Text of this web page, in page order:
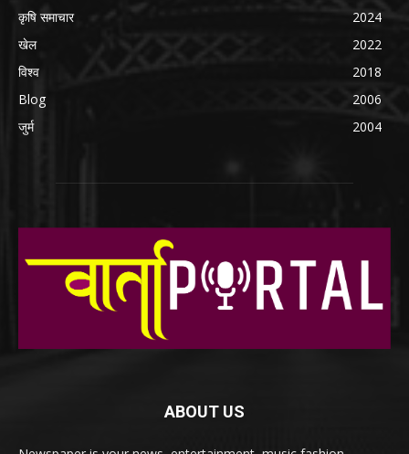
कृषि समाचार
2024
खेल
2022
विश्व
2018
Blog
2006
जुर्म
2004
ABOUT US